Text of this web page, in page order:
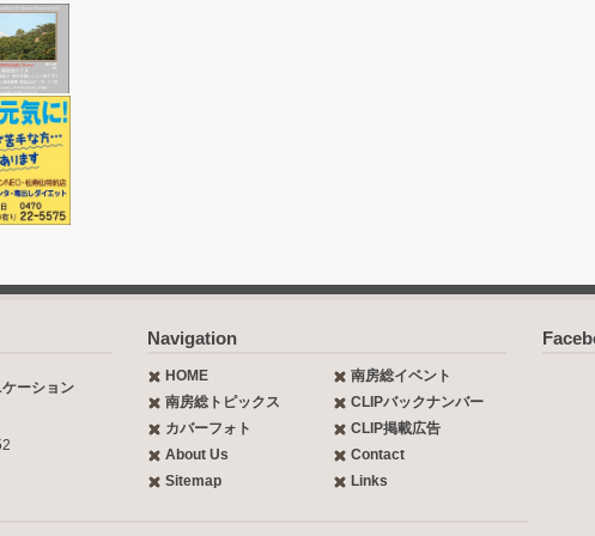
ーション
Navigation
HOME
南房総イベント
南房総トピックス
CLIPバックナンバー
カバーフォト
CLIP掲載広告
About Us
Contact
Sitemap
Links